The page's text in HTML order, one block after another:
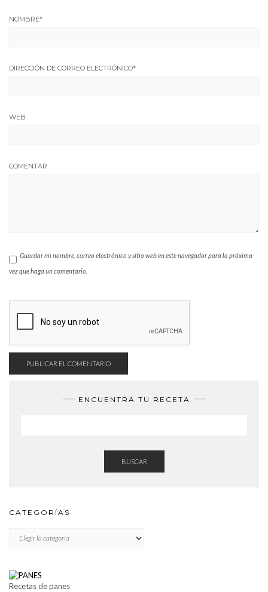
NOMBRE*
DIRECCIÓN DE CORREO ELECTRÓNICO*
WEB
COMENTAR
Guardar mi nombre, correo electrónico y sitio web en este navegador para la próxima
vez que haga un comentario.
ENCUENTRA TU RECETA
BUSCAR
CATEGORÍAS
Recetas de panes